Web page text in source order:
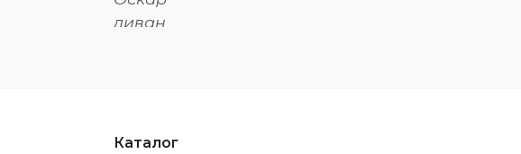
Каталог